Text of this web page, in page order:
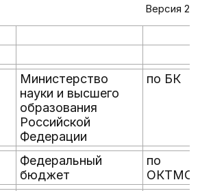
Версия 2
Министерство
науки и высшего
образования
Российской
Федерации
по БК
Федеральный
бюджет
по
ОКТМО